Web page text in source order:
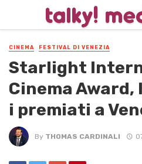
CINEMA FESTIVAL DI VENEZIA
Starlight
Cinema
i premiati a
By THOMAS CARDINALI